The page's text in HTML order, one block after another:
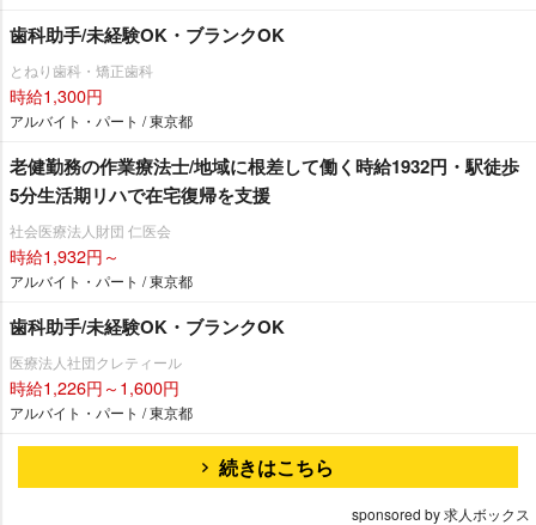
歯科助手/未経験OK・ブランクOK
とねり歯科・矯正歯科
時給1,300円
アルバイト・パート / 東京都
老健勤務の作業療法士/地域に根差して働く時給1932円・駅徒歩
5分生活期リハで在宅復帰を支援
社会医療法人財団 仁医会
時給1,932円～
アルバイト・パート / 東京都
歯科助手/未経験OK・ブランクOK
医療法人社団クレティール
時給1,226円～1,600円
アルバイト・パート / 東京都
続きはこちら
sponsored by 求人ボックス